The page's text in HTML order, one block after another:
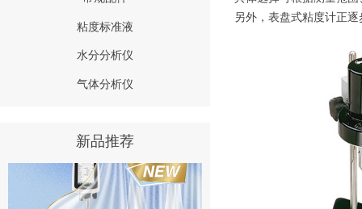
另外，表盘式粘度计正
粘度标准液
水分分析仪
气体分析仪
新品推荐